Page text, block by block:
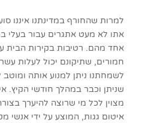
למרות שהחורף במדינתנו איננו
אתו לא מעט אתגרים עבור בעלי
אחד מהם. רטיבות בקירות הבית
חמורים, שתיקונם יכול לעלות
לשמחתנו ניתן למנוע אותה
שניתן וכבר במהלך חודשי הקיץ.
מצוין לכל מי שרוצה להיערך
איטום גגות, המוצע על ידי אנשי